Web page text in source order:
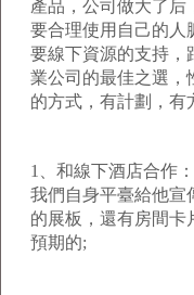
產品，公司做大了后
要合理使用自己的人
要線下資源的支持，
業公司的最佳之選，
的方式，有計劃，有
1、和線下酒店合作
我們自身平臺給他宣
的展板，還有房間卡
預期的;